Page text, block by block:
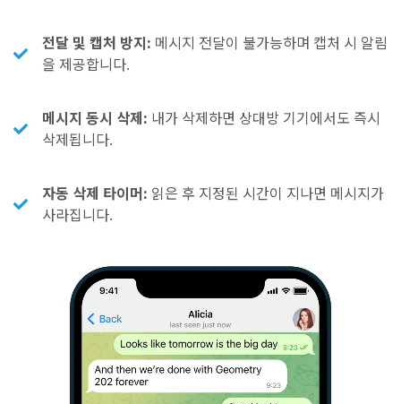
전달 및 캡처 방지: 메시지 전달이 불가능하며 캡처 시 알림
을 제공합니다.
메시지 동시 삭제: 내가 삭제하면 상대방 기기에서도 즉시
삭제됩니다.
자동 삭제 타이머: 읽은 후 지정된 시간이 지나면 메시지가
사라집니다.